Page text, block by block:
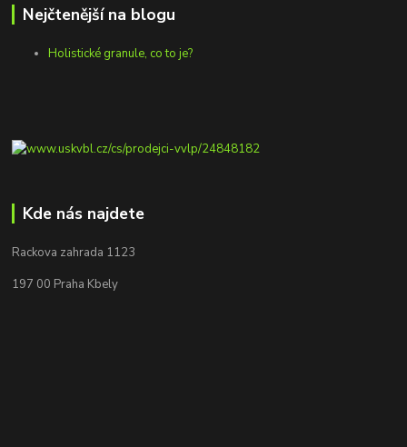
Nejčtenější na blogu
Holistické granule, co to je?
Kde nás najdete
Rackova zahrada 1123
197 00 Praha Kbely